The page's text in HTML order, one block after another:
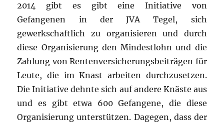
2014 gibt es gibt eine Initiative von
Gefangenen in der JVA Tegel, sich
gewerkschaftlich zu organisieren und durch
diese Organisierung den Mindestlohn und die
Zahlung von Rentenversicherungsbeiträgen für
Leute, die im Knast arbeiten durchzusetzen.
Die Initiative dehnte sich auf andere Knäste aus
und es gibt etwa 600 Gefangene, die diese
Organisierung unterstützen. Dagegen, dass der